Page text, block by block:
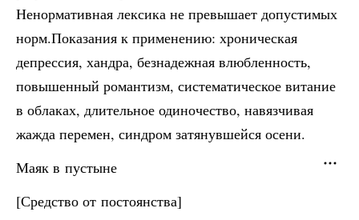
Ненормативная лексика не превышает допустимых
норм.Показания к применению: хроническая
депрессия, хандра, безнадежная влюбленность,
повышенный романтизм, систематическое витание
в облаках, длительное одиночество, навязчивая
жажда перемен, синдром затянувшейся осени.
Маяк в пустыне
[Средство от постоянства]